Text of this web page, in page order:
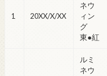
1 20XX/X/XX
ネウ
ィン
グ
東●紅
ルミ
ネウ